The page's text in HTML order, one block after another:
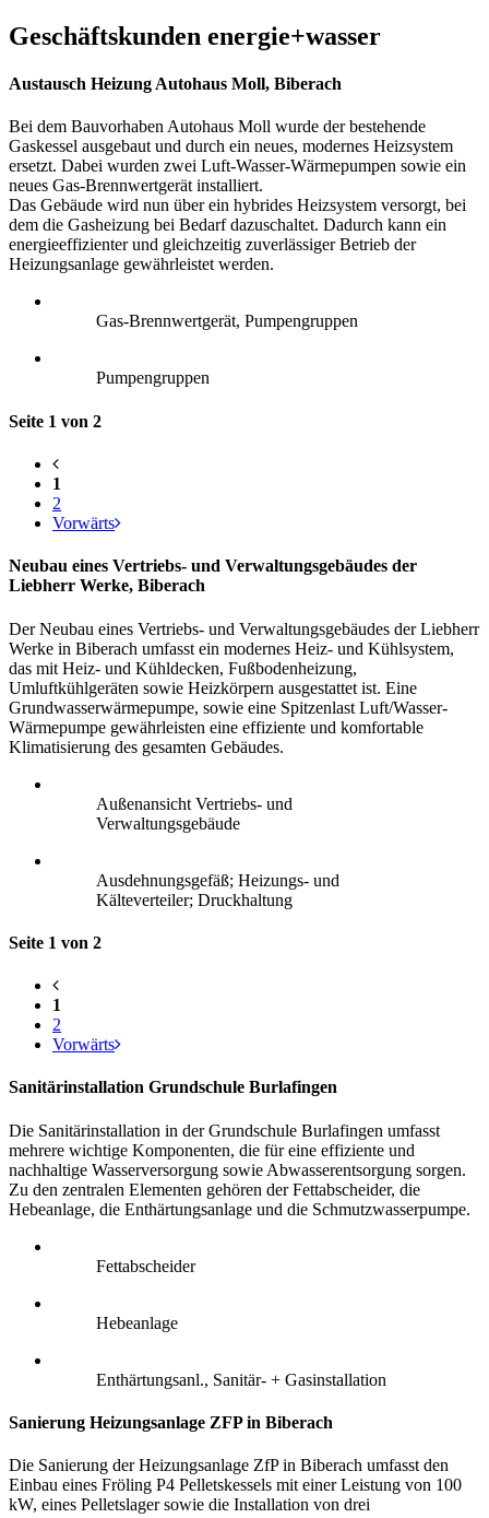
Geschäftskunden energie+wasser
Austausch Heizung Autohaus Moll, Biberach
Bei dem Bauvorhaben Autohaus Moll wurde der bestehende
Gaskessel ausgebaut und durch ein neues, modernes Heizsystem
ersetzt. Dabei wurden zwei Luft-Wasser-Wärmepumpen sowie ein
neues Gas-Brennwertgerät installiert.
Das Gebäude wird nun über ein hybrides Heizsystem versorgt, bei
dem die Gasheizung bei Bedarf dazuschaltet. Dadurch kann ein
energieeffizienter und gleichzeitig zuverlässiger Betrieb der
Heizungsanlage gewährleistet werden.
Gas-Brennwertgerät, Pumpengruppen
Pumpengruppen
Seite 1 von 2
1
2
Vorwärts
Neubau eines Vertriebs- und Verwaltungsgebäudes der
Liebherr Werke, Biberach
Der Neubau eines Vertriebs- und Verwaltungsgebäudes der Liebherr
Werke in Biberach umfasst ein modernes Heiz- und Kühlsystem,
das mit Heiz- und Kühldecken, Fußbodenheizung,
Umluftkühlgeräten sowie Heizkörpern ausgestattet ist. Eine
Grundwasserwärmepumpe, sowie eine Spitzenlast Luft/Wasser-
Wärmepumpe gewährleisten eine effiziente und komfortable
Klimatisierung des gesamten Gebäudes.
Außenansicht Vertriebs- und
Verwaltungsgebäude
Ausdehnungsgefäß; Heizungs- und
Kälteverteiler; Druckhaltung
Seite 1 von 2
1
2
Vorwärts
Sanitärinstallation Grundschule Burlafingen
Die Sanitärinstallation in der Grundschule Burlafingen umfasst
mehrere wichtige Komponenten, die für eine effiziente und
nachhaltige Wasserversorgung sowie Abwasserentsorgung sorgen.
Zu den zentralen Elementen gehören der Fettabscheider, die
Hebeanlage, die Enthärtungsanlage und die Schmutzwasserpumpe.
Fettabscheider
Hebeanlage
Enthärtungsanl., Sanitär- + Gasinstallation
Sanierung Heizungsanlage ZFP in Biberach
Die Sanierung der Heizungsanlage ZfP in Biberach umfasst den
Einbau eines Fröling P4 Pelletskessels mit einer Leistung von 100
kW, eines Pelletslager sowie die Installation von drei